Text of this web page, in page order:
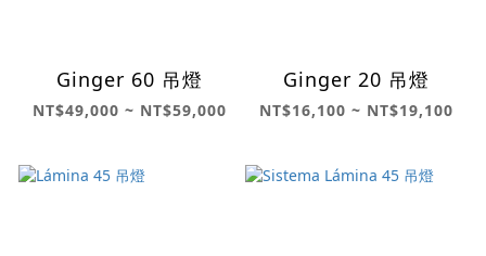
Ginger 60 吊燈
NT$49,000 ~ NT$59,000
Ginger 20 吊燈
NT$16,100 ~ NT$19,100